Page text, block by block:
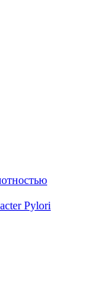
Pylori